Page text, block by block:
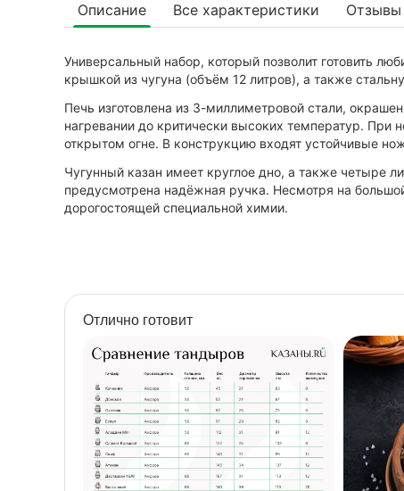
Описание Все характеристики Отзывы
Универсальный набор, который позволит готовить
крышкой из чугуна (объём 12 литров), а также
Печь изготовлена из 3-миллиметровой стали,
нагревании до критически высоких температур. При
открытом огне. В конструкцию входят устойчивые
Чугунный казан имеет круглое дно, а также четыре
предусмотрена надёжная ручка. Несмотря на
дорогостоящей специальной химии.
Отлично готовит